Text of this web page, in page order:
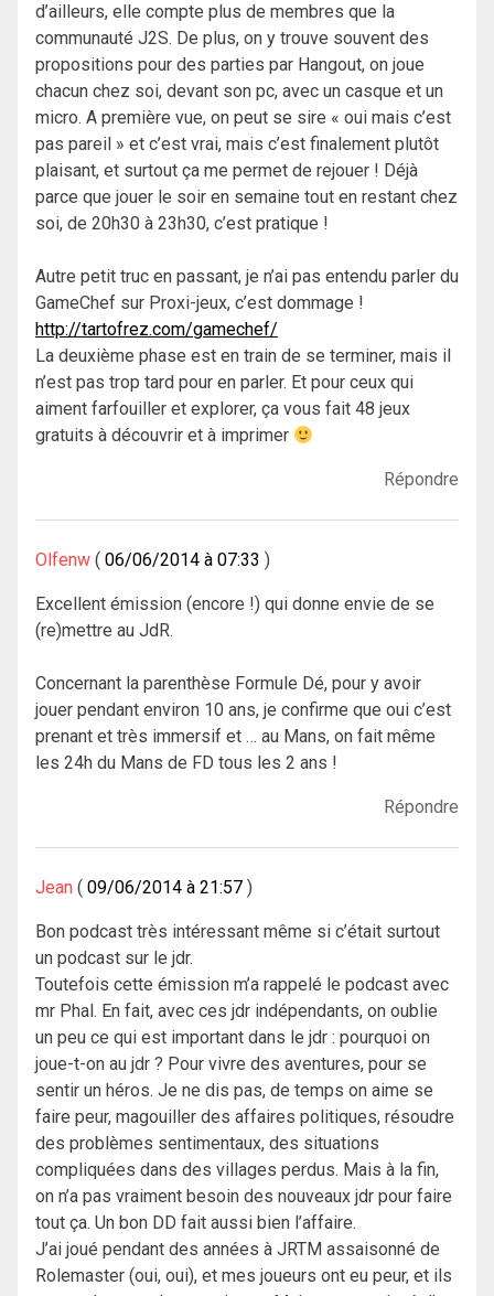
d’ailleurs, elle compte plus de membres que la
communauté J2S. De plus, on y trouve souvent des
propositions pour des parties par Hangout, on joue
chacun chez soi, devant son pc, avec un casque et un
micro. A première vue, on peut se sire « oui mais c’est
pas pareil » et c’est vrai, mais c’est finalement plutôt
plaisant, et surtout ça me permet de rejouer ! Déjà
parce que jouer le soir en semaine tout en restant chez
soi, de 20h30 à 23h30, c’est pratique !
Autre petit truc en passant, je n’ai pas entendu parler du
GameChef sur Proxi-jeux, c’est dommage !
http://tartofrez.com/gamechef/
La deuxième phase est en train de se terminer, mais il
n’est pas trop tard pour en parler. Et pour ceux qui
aiment farfouiller et explorer, ça vous fait 48 jeux
gratuits à découvrir et à imprimer
Répondre
Olfenw 06/06/2014 à 07:33
Excellent émission (encore !) qui donne envie de se
(re)mettre au JdR.
Concernant la parenthèse Formule Dé, pour y avoir
jouer pendant environ 10 ans, je confirme que oui c’est
prenant et très immersif et … au Mans, on fait même
les 24h du Mans de FD tous les 2 ans !
Répondre
Jean 09/06/2014 à 21:57
Bon podcast très intéressant même si c’était surtout
un podcast sur le jdr.
Toutefois cette émission m’a rappelé le podcast avec
mr Phal. En fait, avec ces jdr indépendants, on oublie
un peu ce qui est important dans le jdr : pourquoi on
joue-t-on au jdr ? Pour vivre des aventures, pour se
sentir un héros. Je ne dis pas, de temps on aime se
faire peur, magouiller des affaires politiques, résoudre
des problèmes sentimentaux, des situations
compliquées dans des villages perdus. Mais à la fin,
on n’a pas vraiment besoin des nouveaux jdr pour faire
tout ça. Un bon DD fait aussi bien l’affaire.
J’ai joué pendant des années à JRTM assaisonné de
Rolemaster (oui, oui), et mes joueurs ont eu peur, et ils